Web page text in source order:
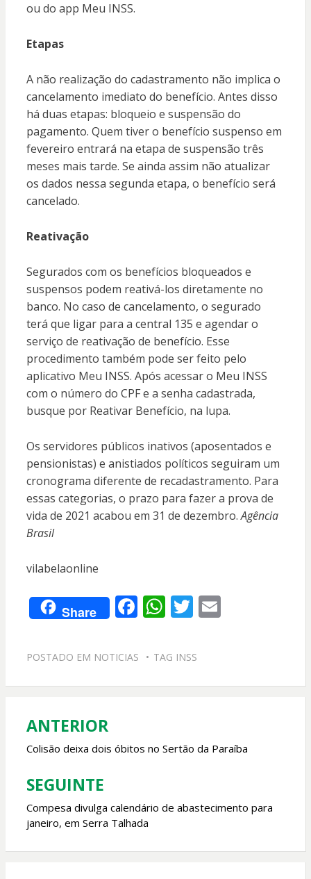
ou do app Meu INSS.
Etapas
A não realização do cadastramento não implica o
cancelamento imediato do benefício. Antes disso
há duas etapas: bloqueio e suspensão do
pagamento. Quem tiver o benefício suspenso em
fevereiro entrará na etapa de suspensão três
meses mais tarde. Se ainda assim não atualizar
os dados nessa segunda etapa, o benefício será
cancelado.
Reativação
Segurados com os benefícios bloqueados e
suspensos podem reativá-los diretamente no
banco. No caso de cancelamento, o segurado
terá que ligar para a central 135 e agendar o
serviço de reativação de benefício. Esse
procedimento também pode ser feito pelo
aplicativo Meu INSS. Após acessar o Meu INSS
com o número do CPF e a senha cadastrada,
busque por Reativar Benefício, na lupa.
Os servidores públicos inativos (aposentados e
pensionistas) e anistiados políticos seguiram um
cronograma diferente de recadastramento. Para
essas categorias, o prazo para fazer a prova de
vida de 2021 acabou em 31 de dezembro.Agência
Brasil
vilabelaonline
Share F
e
o
k
W
at
A
p
T
itt
E
POSTADO EM NOTICIAS TAG INSS
Navegação
de
Post
ANTERIOR
Colisão deixa dois óbitos no Sertão da Paraíba
SEGUINTE
Compesa divulga calendário de abastecimento para
janeiro, em Serra Talhada